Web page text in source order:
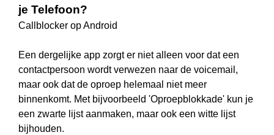
je Telefoon?
Callblocker op Android
Een dergelijke app zorgt er niet alleen voor dat een
contactpersoon wordt verwezen naar de voicemail,
maar ook dat de oproep helemaal niet meer
binnenkomt. Met bijvoorbeeld 'Oproepblokkade' kun je
een zwarte lijst aanmaken, maar ook een witte lijst
bijhouden.